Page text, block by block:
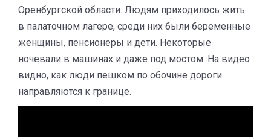
Оренбургской области. Людям приходилось жить
в палаточном лагере, среди них были беременные
женщины, пенсионеры и дети. Некоторые
ночевали в машинах и даже под мостом. На видео
видно, как люди пешком по обочине дороги
направляются к границе.